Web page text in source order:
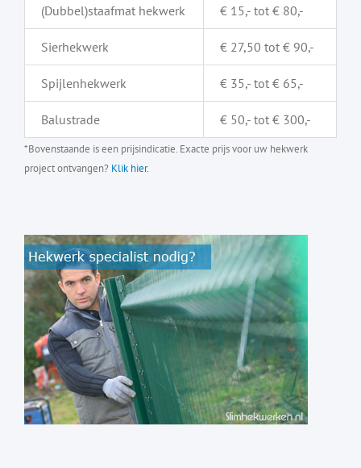
(Dubbel)staafmat hekwerk € 15,- tot € 80,-
Sierhekwerk € 27,50 tot € 90,-
Spijlenhekwerk € 35,- tot € 65,-
Balustrade € 50,- tot € 300,-
*Bovenstaande is een prijsindicatie. Exacte prijs voor uw hekwerk
project ontvangen? Klik hier.